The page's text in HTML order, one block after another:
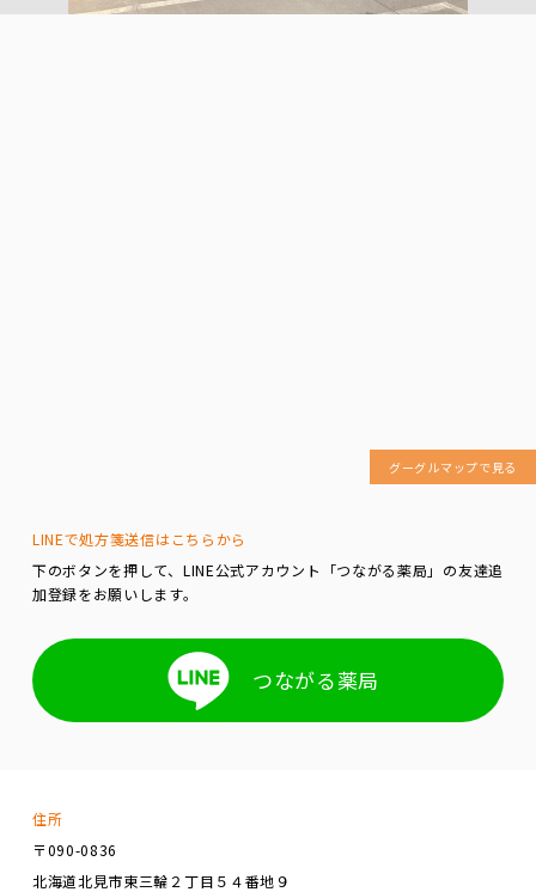
グーグルマップで見る
LINEで処方箋送信はこちらから
下のボタンを押して、LINE公式アカウント「つながる薬局」の友達追
加登録をお願いします。
つながる薬局
住所
〒090-0836
北海道北見市東三輪２丁目５４番地９